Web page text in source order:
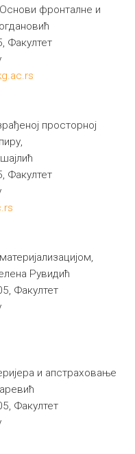
фронталне и
Факултет
просторној
Факултет
Рувидић
Факултет
и апстраховање
Факултет